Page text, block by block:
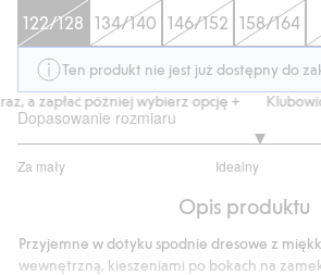
122/128 134/140 146/152 158/164
Ten produkt nie jest już dostępny do
a zapłać później wybierz opcję +
Dopasowanie rozmiaru
Za mały Idealny
na
10
głosów
Opis produktu
Przyjemne w dotyku spodnie dresowe z
wewnętrzną, kieszeniami po bokach na